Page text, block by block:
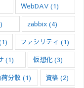
WebDAV (1)
zabbix (4)
ファシリティ (1)
(1) 仮想化 (3)
荷分散 (1) 資格(2)